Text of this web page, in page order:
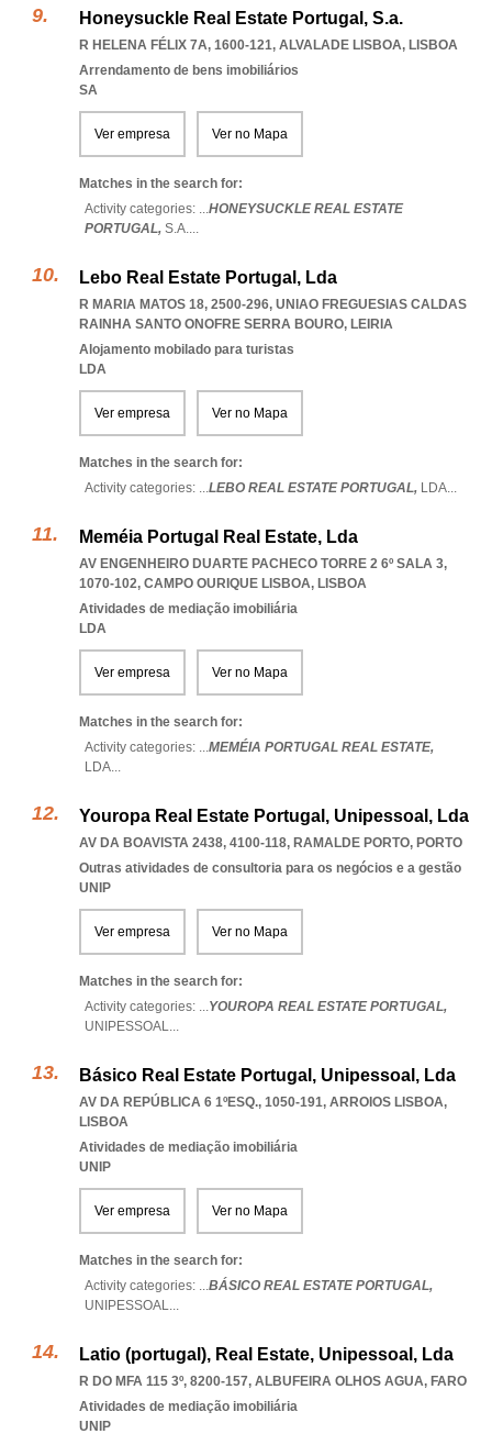
Honeysuckle Real Estate Portugal, S.a.
R HELENA FÉLIX 7A, 1600-121, ALVALADE LISBOA, LISBOA
Arrendamento de bens imobiliários
SA
Ver empresa Ver no Mapa
Matches in the search for:
Activity categories: ...HONEYSUCKLE REAL ESTATE
PORTUGAL, S.A....
Lebo Real Estate Portugal, Lda
R MARIA MATOS 18, 2500-296, UNIAO FREGUESIAS CALDAS
RAINHA SANTO ONOFRE SERRA BOURO, LEIRIA
Alojamento mobilado para turistas
LDA
Ver empresa Ver no Mapa
Matches in the search for:
Activity categories: ...LEBO REAL ESTATE PORTUGAL, LDA...
Meméia Portugal Real Estate, Lda
AV ENGENHEIRO DUARTE PACHECO TORRE 2 6º SALA 3,
1070-102, CAMPO OURIQUE LISBOA, LISBOA
Atividades de mediação imobiliária
LDA
Ver empresa Ver no Mapa
Matches in the search for:
Activity categories: ...MEMÉIA PORTUGAL REAL ESTATE,
LDA...
Youropa Real Estate Portugal, Unipessoal, Lda
AV DA BOAVISTA 2438, 4100-118, RAMALDE PORTO, PORTO
Outras atividades de consultoria para os negócios e a gestão
UNIP
Ver empresa Ver no Mapa
Matches in the search for:
Activity categories: ...YOUROPA REAL ESTATE PORTUGAL,
UNIPESSOAL...
Básico Real Estate Portugal, Unipessoal, Lda
AV DA REPÚBLICA 6 1ºESQ., 1050-191, ARROIOS LISBOA,
LISBOA
Atividades de mediação imobiliária
UNIP
Ver empresa Ver no Mapa
Matches in the search for:
Activity categories: ...BÁSICO REAL ESTATE PORTUGAL,
UNIPESSOAL...
Latio (portugal), Real Estate, Unipessoal, Lda
R DO MFA 115 3º, 8200-157, ALBUFEIRA OLHOS AGUA, FARO
Atividades de mediação imobiliária
UNIP